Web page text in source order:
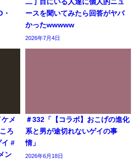
二丁目にいる人達に個人的ニュ
ースを聞いてみたら回答がヤバ
かったwwwww
2026年7月4日
メ
ろ
イ #
ン
＃332「【コラボ】おこげの進化
系と男が途切れないゲイの事
情」
2026年6月18日